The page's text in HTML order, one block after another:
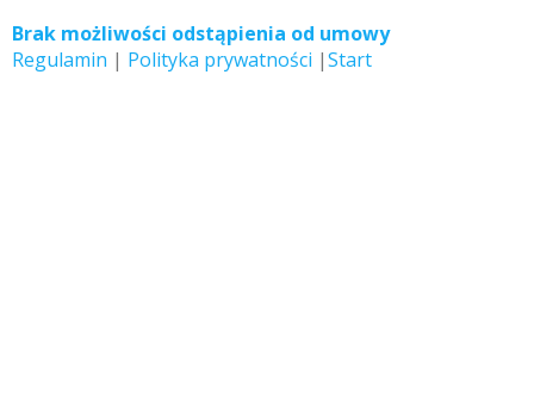
Brak możliwości odstąpienia od umowy
Regulamin | Polityka prywatności |Start